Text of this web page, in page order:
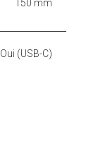
150 mm
Oui (USB-C)